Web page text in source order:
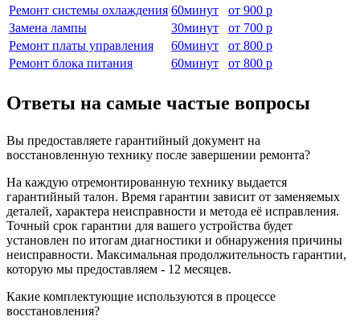
Ремонт системы охлаждения 60минут от 900 р
Замена лампы
30минут от 700 р
Ремонт платы управления
60минут от 800 р
Ремонт блока питания
60минут от 800 р
Ответы на самые частые вопросы
Вы предоставляете гарантийный документ на
восстановленную технику после завершении ремонта?
На каждую отремонтированную технику выдается
гарантийный талон. Время гарантии зависит от заменяемых
деталей, характера неисправности и метода её исправления.
Точный срок гарантии для вашего устройства будет
установлен по итогам диагностики и обнаружения причины
неисправности. Максимальная продолжительность гарантии,
которую мы предоставляем - 12 месяцев.
Какие комплектующие используются в процессе
восстановления?